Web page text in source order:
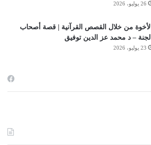
26 يوليو، 2026
الأخوة من خلال القصص القرآنية | قصة أصحاب
الجنة – د محمد عز الدين توفيق
23 يوليو، 2026